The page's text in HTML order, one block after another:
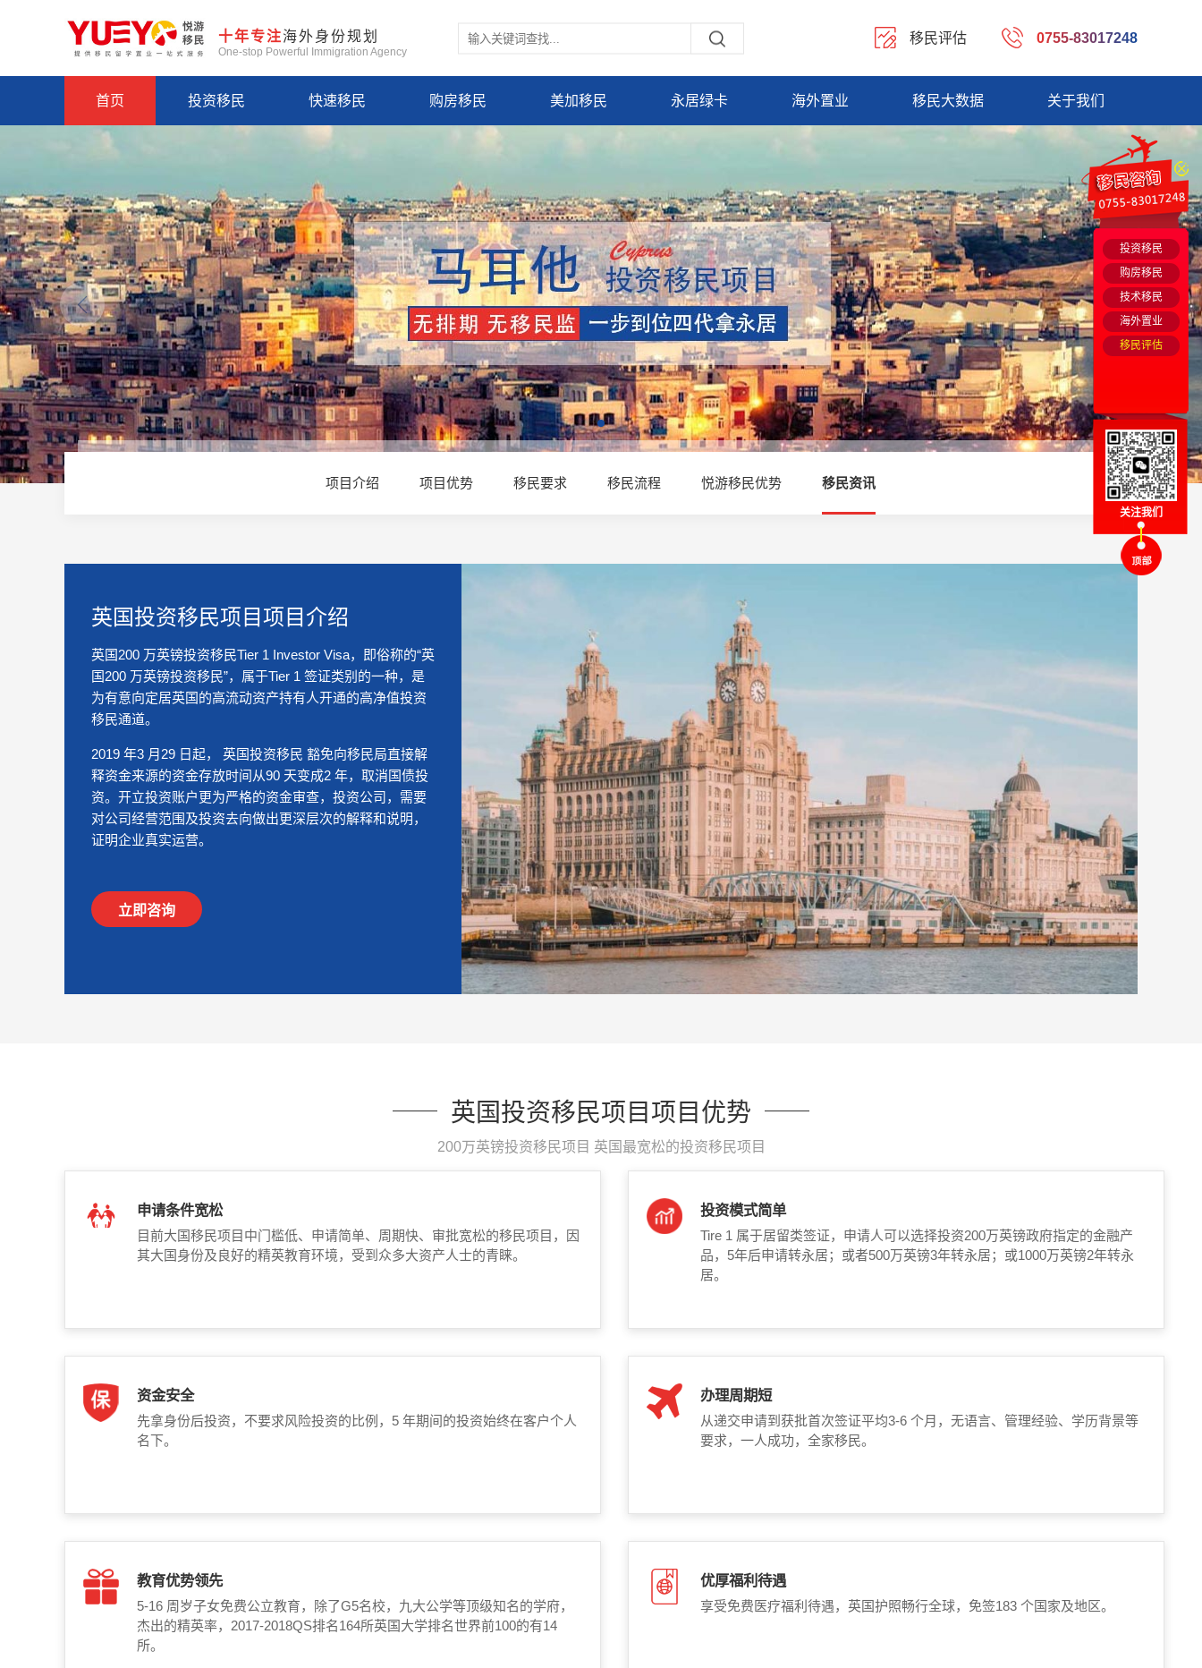
十年专注海外身份规划
One-stop Powerful Immigration Agency
移民评估 0755-83017248
首页 投资移民 快速移民 购房移民 美加移民 永居绿卡 海外置业 移民大数据 关于我们
项目介绍 项目优势 移民要求 移民流程 悦游移民优势 移民资讯
英国投资移民项目项目介绍
英国200 万英镑投资移民Tier 1 Investor Visa，即俗称的“英
国200 万英镑投资移民”，属于Tier 1 签证类别的一种，是
为有意向定居英国的高流动资产持有人开通的高净值投资
移民通道。
2019 年3 月29 日起， 英国投资移民 豁免向移民局直接解
释资金来源的资金存放时间从90 天变成2 年，取消国债投
资。开立投资账户更为严格的资金审查，投资公司，需要
对公司经营范围及投资去向做出更深层次的解释和说明，
证明企业真实运营。
立即咨询
英国投资移民项目项目优势
200万英镑投资移民项目 英国最宽松的投资移民项目
申请条件宽松
目前大国移民项目中门槛低、申请简单、周期快、审批宽松的移民项目，因
其大国身份及良好的精英教育环境，受到众多大资产人士的青睐。
投资模式简单
Tire 1 属于居留类签证，申请人可以选择投资200万英镑政府指定的金融产
品，5年后申请转永居；或者500万英镑3年转永居；或1000万英镑2年转永
居。
资金安全
先拿身份后投资，不要求风险投资的比例，5 年期间的投资始终在客户个人
名下。
办理周期短
从递交申请到获批首次签证平均3-6 个月，无语言、管理经验、学历背景等
要求，一人成功，全家移民。
教育优势领先
5-16 周岁子女免费公立教育，除了G5名校，九大公学等顶级知名的学府，
杰出的精英率，2017-2018QS排名164所英国大学排名世界前100的有14
所。
优厚福利待遇
享受免费医疗福利待遇，英国护照畅行全球，免签183 个国家及地区。
投资移民
购房移民
技术移民
海外置业
移民评估
关注我们